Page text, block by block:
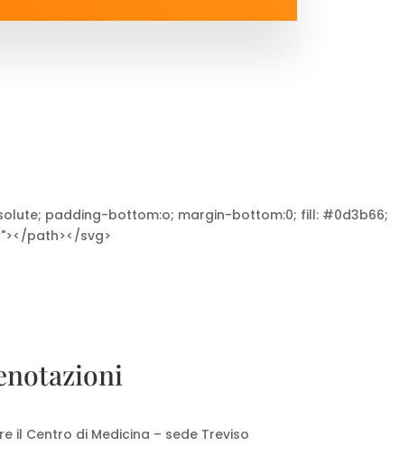
padding-bottom:o; margin-bottom:0; fill: #0d3b66;
path></svg>
il Centro di Medicina – sede Treviso